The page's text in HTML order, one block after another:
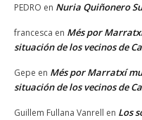
PEDRO en Nuria Quiñonero
francesca en Més por
situación de los vecinos de
Gepe en Més por Marratxí
situación de los vecinos de
Guillem Fullana Vanrell en Los